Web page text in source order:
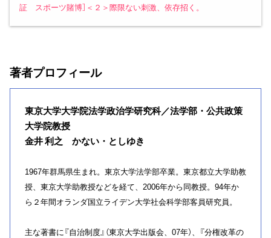
証 スポーツ賭博］＜２＞際限ない刺激、依存招く。
著者プロフィール
東京大学大学院法学政治学研究科／法学部・公共政策
大学院教授
金井 利之 かない・としゆき
1967年群馬県生まれ。東京大学法学部卒業。東京都立大学助教
授、東京大学助教授などを経て、2006年から同教授。94年か
ら２年間オランダ国立ライデン大学社会科学部客員研究員。
主な著書に『自治制度』（東京大学出版会、07年）、『分権改革の